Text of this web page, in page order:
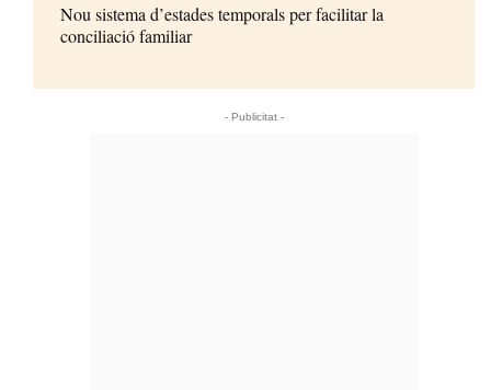
Nou sistema d’estades temporals per facilitar la
conciliació familiar
- Publicitat -